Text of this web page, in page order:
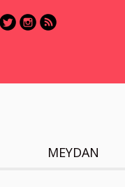
MEYDAN